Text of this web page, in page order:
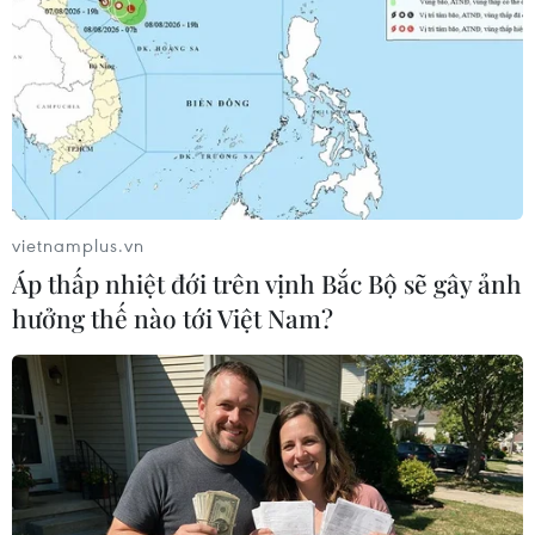
Ấn Độ bị sát hại
17/08/2020 11:59
Các phiến quân đã tấn công một chốt kiểm soát an ninh
ở phía Bắc thành phố Srinagar, sau đó sát hại một cảnh
sát địa phương và 2 thành viên của Lực lượng Cảnh sát
Dự bị.
vietnamplus.vn
Áp thấp nhiệt đới trên vịnh Bắc Bộ sẽ gây ảnh
hưởng thế nào tới Việt Nam?